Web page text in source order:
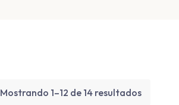
Mostrando 1–12 de 14 resultados